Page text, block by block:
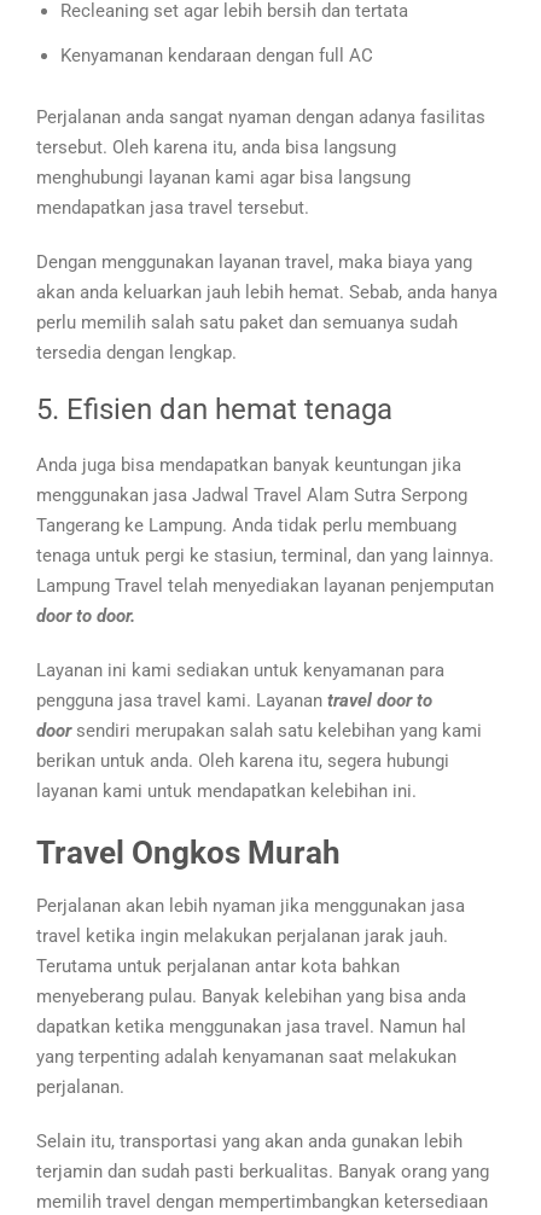
Recleaning set agar lebih bersih dan tertata
Kenyamanan kendaraan dengan full AC
Perjalanan anda sangat nyaman dengan adanya fasilitas
tersebut. Oleh karena itu, anda bisa langsung
menghubungi layanan kami agar bisa langsung
mendapatkan jasa travel tersebut.
Dengan menggunakan layanan travel, maka biaya yang
akan anda keluarkan jauh lebih hemat. Sebab, anda hanya
perlu memilih salah satu paket dan semuanya sudah
tersedia dengan lengkap.
5. Efisien dan hemat tenaga
Anda juga bisa mendapatkan banyak keuntungan jika
menggunakan jasa Jadwal Travel Alam Sutra Serpong
Tangerang ke Lampung. Anda tidak perlu membuang
tenaga untuk pergi ke stasiun, terminal, dan yang lainnya.
Lampung Travel telah menyediakan layanan penjemputan
door to door.
Layanan ini kami sediakan untuk kenyamanan para
pengguna jasa travel kami. Layanan travel door to
doorsendiri merupakan salah satu kelebihan yang kami
berikan untuk anda. Oleh karena itu, segera hubungi
layanan kami untuk mendapatkan kelebihan ini.
Travel Ongkos Murah
Perjalanan akan lebih nyaman jika menggunakan jasa
travel ketika ingin melakukan perjalanan jarak jauh.
Terutama untuk perjalanan antar kota bahkan
menyeberang pulau. Banyak kelebihan yang bisa anda
dapatkan ketika menggunakan jasa travel. Namun hal
yang terpenting adalah kenyamanan saat melakukan
perjalanan.
Selain itu, transportasi yang akan anda gunakan lebih
terjamin dan sudah pasti berkualitas. Banyak orang yang
memilih travel dengan mempertimbangkan ketersediaan